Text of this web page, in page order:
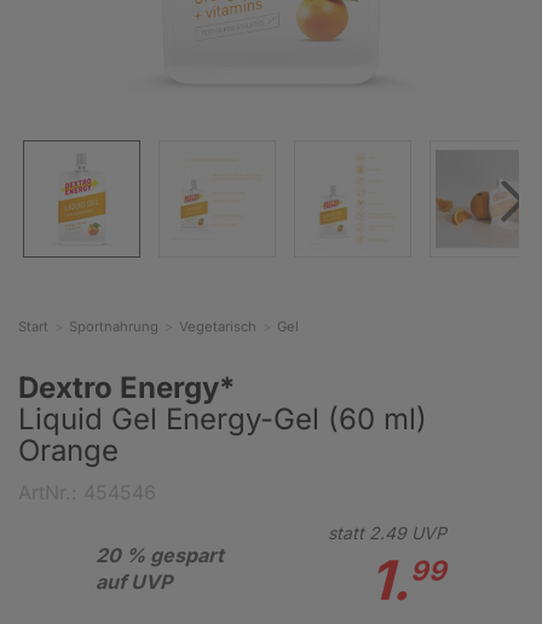
Start Sportnahrung Vegetarisch Gel
Dextro Energy*
Liquid Gel Energy-Gel (60 ml)
Orange
20 % gespart
auf UVP
statt 2.49UVP
1.99